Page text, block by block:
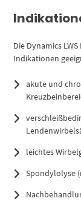
Die Dynamics
Indikationen
akute und
leichtes
Spondylolyse